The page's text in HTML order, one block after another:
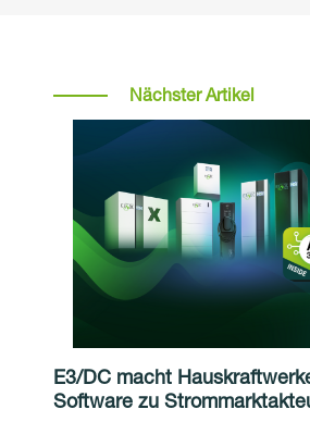
Nächster Artikel
E3/DC macht
Software zu